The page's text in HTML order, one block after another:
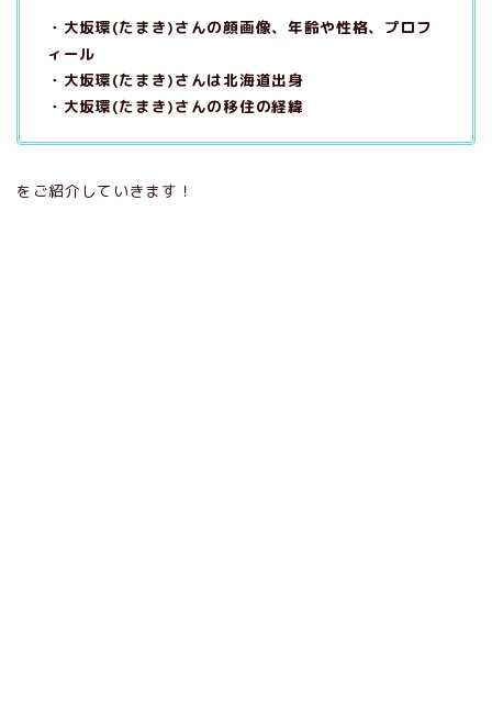
・大坂環(たまき)さんの顔画像、年齢や性格、プロフ
ィール
・大坂環(たまき)さんは北海道出身
・大坂環(たまき)さんの移住の経緯
をご紹介していきます！